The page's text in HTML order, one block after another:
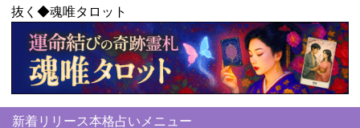
抜く◆魂唯タロット
新着リリース本格占いメニュー